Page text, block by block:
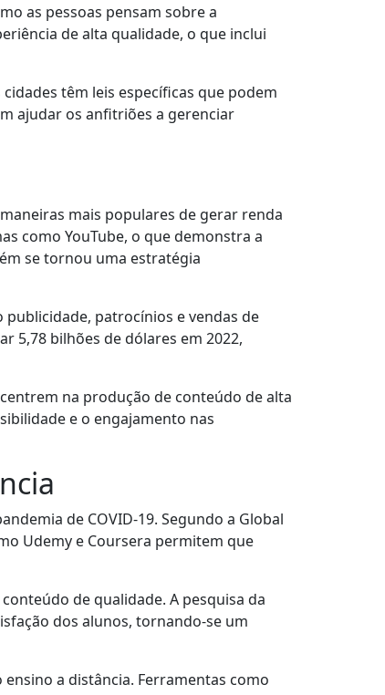
as pessoas pensam sobre a
de alta qualidade, o que inclui
têm leis específicas que podem
ajudar os anfitriões a gerenciar
mais populares de gerar renda
como YouTube, o que demonstra a
se tornou uma estratégia
patrocínios e vendas de
5,78 bilhões de dólares em 2022,
na produção de conteúdo de alta
e o engajamento nas
de COVID-19. Segundo a Global
Udemy e Coursera permitem que
de qualidade. A pesquisa da
dos alunos, tornando-se um
a distância. Ferramentas como